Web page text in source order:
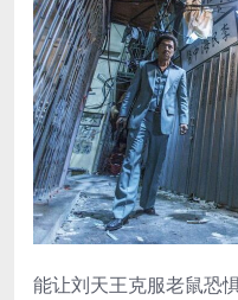
能让刘天王克服老鼠恐